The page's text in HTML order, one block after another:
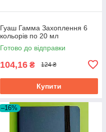
Гуаш Гамма Захоплення 6
кольорів по 20 мл
Готово до відправки
104,16 ₴ 124 ₴
Купити
–16%